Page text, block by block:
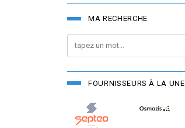
MA RECHERCHE
FOURNISSEURS À LA UNE